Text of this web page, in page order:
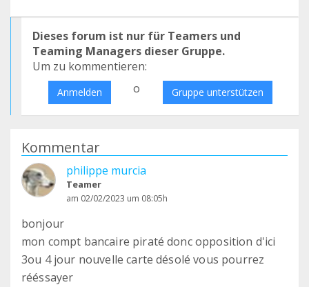
Dieses forum ist nur für Teamers und
Teaming Managers dieser Gruppe.
Um zu kommentieren:
Anmelden o Gruppe unterstützen
Kommentar
philippe murcia
Teamer
am 02/02/2023 um 08:05h
bonjour
mon compt bancaire piraté donc opposition d'ici
3ou 4 jour nouvelle carte désolé vous pourrez
rééssayer